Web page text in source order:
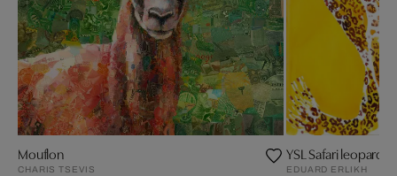
Mouflon
CHARIS TSEVIS
YSL Safari leopard
EDUARD ERLIKH